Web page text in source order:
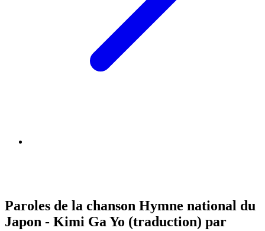
Paroles de la chanson Hymne national du
Japon - Kimi Ga Yo (traduction) par